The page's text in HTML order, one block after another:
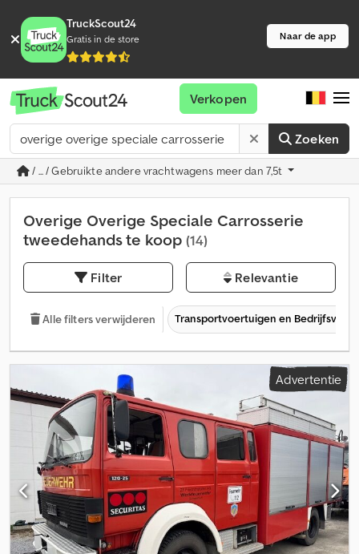
TruckScout24
Gratis in de store Naar de app
Zoeken
Verkopen
/ ... / Gebruikte andere vrachtwagens meer dan 7,5t
Overige Overige Speciale Carrosserie
tweedehands te koop (14)
Filter Relevantie
Alle filters verwijderen Transportvoertuigen en
Advertentie